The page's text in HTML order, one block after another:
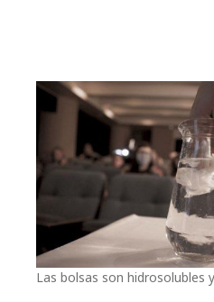
Las bolsas son hidrosolubles